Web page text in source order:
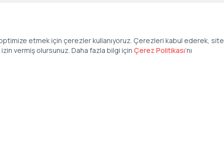
etmek için çerezler kullanıyoruz. Çerezleri kabul ederek, site
izin vermiş olursunuz. Daha fazla bilgi için Çerez Politikası’nı